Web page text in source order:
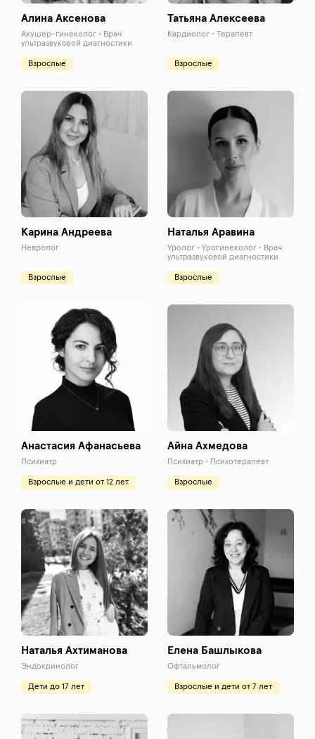
Алина Аксенова
Акушер-гинеколог • Врач
ультразвуковой диагностики
Взрослые
Татьяна Алексеева
Кардиолог • Терапевт
Взрослые
Карина Андреева
Невролог
Взрослые
Наталья Аравина
Уролог • Урогинеколог • Врач
ультразвуковой диагностики
Взрослые
Анастасия Афанасьева
Психиатр
Взрослые и дети от 12 лет
Айна Ахмедова
Психиатр • Психотерапевт
Взрослые
Наталья Ахтиманова
Эндокринолог
Дети до 17 лет
Елена Башлыкова
Офтальмолог
Взрослые и дети от 7 лет